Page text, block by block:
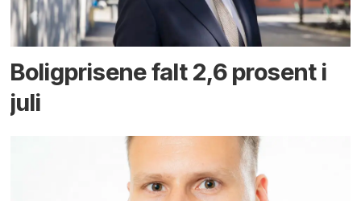
Boligprisene falt 2,6 prosent i
juli